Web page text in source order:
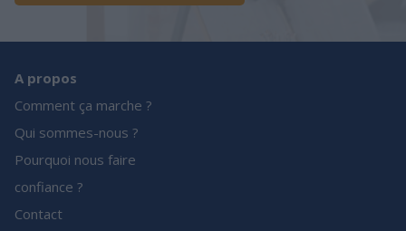
A propos
Comment ça marche ?
Qui sommes-nous ?
Pourquoi nous faire
confiance ?
Contact